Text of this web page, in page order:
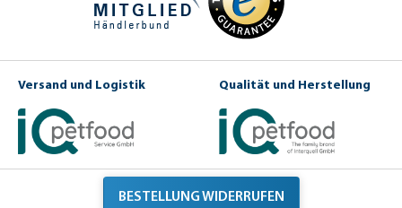
Versand und Logistik Qualität und Herstellung
BESTELLUNG WIDERRUFEN